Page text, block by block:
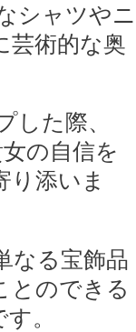
シャツやニ
芸術的な奥
した際、
の自信を
り添いま
なる宝飾品
とのできる
。